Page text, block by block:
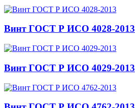
Винт ГОСТ Р ИСО 4028-2013
Винт ГОСТ Р ИСО 4029-2013